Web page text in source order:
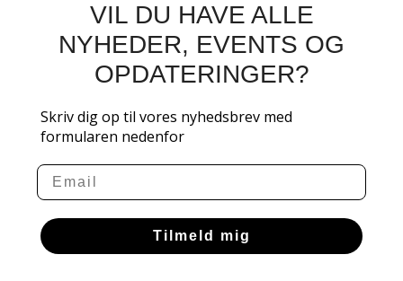
VIL DU HAVE ALLE
NYHEDER, EVENTS OG
OPDATERINGER?
Skriv dig op til vores nyhedsbrev med
formularen nedenfor
Email
Tilmeld mig